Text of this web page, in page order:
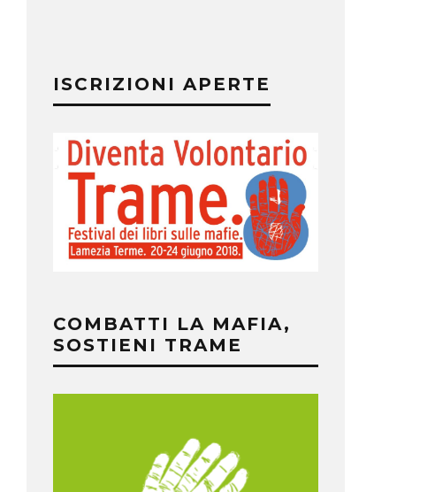
ISCRIZIONI APERTE
COMBATTI LA MAFIA,
SOSTIENI TRAME